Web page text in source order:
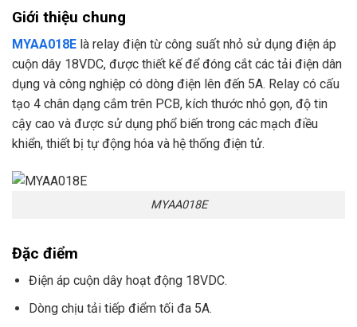
Giới thiệu chung
MYAA018E là relay điện từ công suất nhỏ sử dụng điện áp
cuộn dây 18VDC, được thiết kế để đóng cắt các tải điện dân
dụng và công nghiệp có dòng điện lên đến 5A. Relay có cấu
tạo 4 chân dạng cắm trên PCB, kích thước nhỏ gọn, độ tin
cậy cao và được sử dụng phổ biến trong các mạch điều
khiển, thiết bị tự động hóa và hệ thống điện tử.
MYAA018E
Đặc điểm
Điện áp cuộn dây hoạt động 18VDC.
Dòng chịu tải tiếp điểm tối đa 5A.